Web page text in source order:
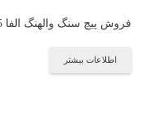
فروش پیچ سنگ والهنگ الفا 09121507825
اطلاعات بیشتر